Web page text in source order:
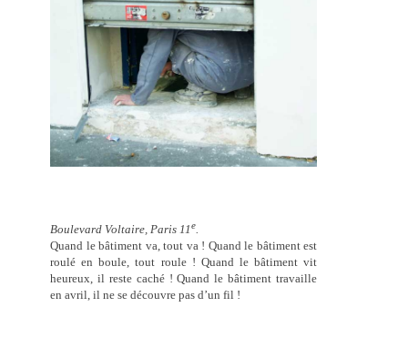
Boulevard Voltaire, Paris 11e.
Quand le bâtiment va, tout va ! Quand le bâtiment est
roulé en boule, tout roule ! Quand le bâtiment vit
heureux, il reste caché ! Quand le bâtiment travaille
en avril, il ne se découvre pas d’un fil !